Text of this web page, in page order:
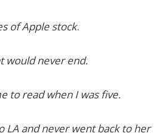
of Apple stock.
would never end.
to read when I was five.
LA and never went back to her